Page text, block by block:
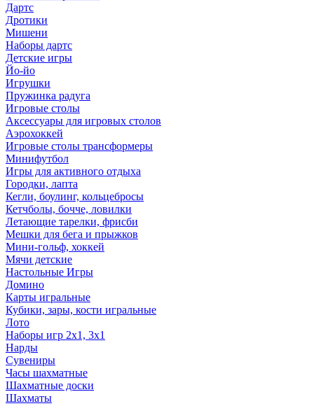
Дартс
Дротики
Мишени
Наборы дартс
Детские игры
Йо-йо
Игрушки
Пружинка радуга
Игровые столы
Аксессуары для игровых столов
Аэрохоккей
Игровые столы трансформеры
Минифутбол
Игры для активного отдыха
Городки, лапта
Кегли, боулинг, кольцебросы
Кетчболы, бочче, ловилки
Летающие тарелки, фрисби
Мешки для бега и прыжков
Мини-гольф, хоккей
Мячи детские
Настольные Игры
Домино
Карты игральные
Кубики, зары, кости игральные
Лото
Наборы игр 2х1, 3х1
Нарды
Сувениры
Часы шахматные
Шахматные доски
Шахматы